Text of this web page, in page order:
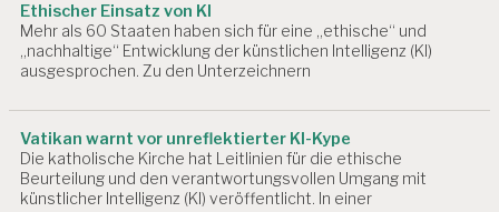
Ä
H
I
G
T
A
R
Ethischer Einsatz von KI
Mehr als 60 Staaten haben sich für eine „ethische“ und
„nachhaltige“ Entwicklung der künstlichen Intelligenz (KI)
ausgesprochen. Zu den Unterzeichnern
Vatikan warnt vor unreflektierter KI-Kype
Die katholische Kirche hat Leitlinien für die ethische
Beurteilung und den verantwortungsvollen Umgang mit
künstlicher Intelligenz (KI) veröffentlicht. In einer